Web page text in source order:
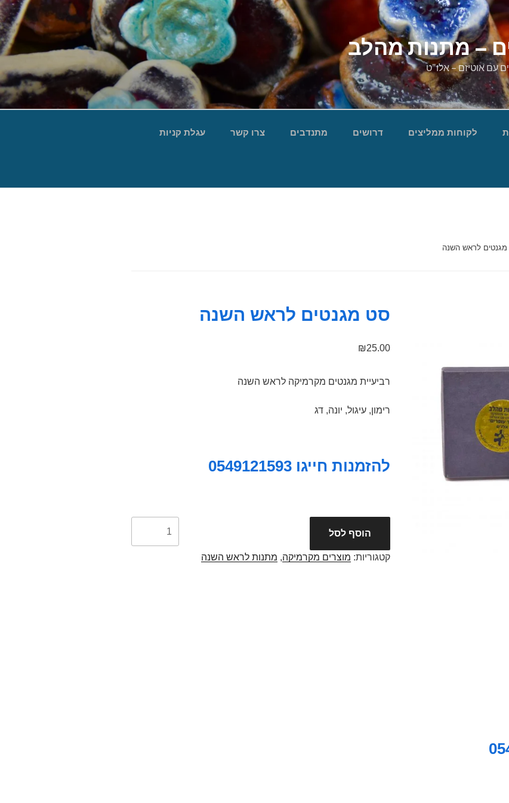
– מתנות מהלב
עם אוטיזם – אלו"ט
לקוחות ממליצים דרושים מתנדבים צרו קשר עגלת קניות
לראש השנה
סט מגנטים לראש השנה
₪25.00
רביעיית מגנטים מקרמיקה לראש השנה
רימון, עיגול, יונה, דג
להזמנות חייגו 0549121593
הוסף לסל
קטגוריות: מוצרים מקרמיקה, מתנות לראש השנה